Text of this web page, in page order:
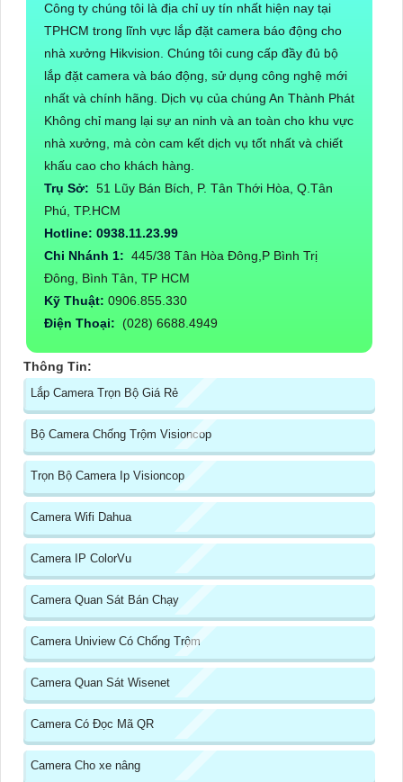
Công ty chúng tôi là địa chỉ uy tín nhất hiện nay tại
TPHCM trong lĩnh vực lắp đặt camera báo động cho
nhà xưởng Hikvision. Chúng tôi cung cấp đầy đủ bộ
lắp đặt camera và báo động, sử dụng công nghệ mới
nhất và chính hãng. Dịch vụ của chúng An Thành Phát
Không chỉ mang lại sự an ninh và an toàn cho khu vực
nhà xưởng, mà còn cam kết dịch vụ tốt nhất và chiết
khấu cao cho khách hàng.
Trụ Sở: 51 Lũy Bán Bích, P. Tân Thới Hòa, Q.Tân
Phú, TP.HCM
Hotline: 0938.11.23.99
Chi Nhánh 1: 445/38 Tân Hòa Đông,P Bình Trị
Đông, Bình Tân, TP HCM
Kỹ Thuật: 0906.855.330
Điện Thoại: (028) 6688.4949
Thông Tin:
Lắp Camera Trọn Bộ Giá Rẻ
Bộ Camera Chống Trộm Visioncop
Trọn Bộ Camera Ip Visioncop
Camera Wifi Dahua
Camera IP ColorVu
Camera Quan Sát Bán Chạy
Camera Uniview Có Chống Trộm
Camera Quan Sát Wisenet
Camera Có Đọc Mã QR
Camera Cho xe nâng